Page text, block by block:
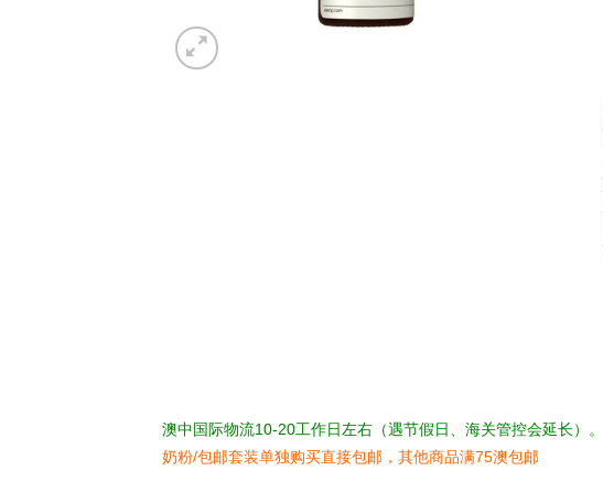
澳中国际物流10-20工作日左右（遇节假日、海关管控会延长）。
奶粉/包邮套装单独购买直接包邮，其他商品满75澳包邮